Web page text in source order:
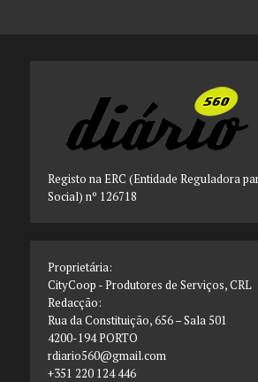
Registo na ERC (Entidade Reguladora
Social) nº 126718
Proprietária:
CityCoop - Produtores de Serviços, CRL
Redacção:
Rua da Constituição, 656 – Sala 501
4200-194 PORTO
rdiario560@gmail.com
+351 220 124 446